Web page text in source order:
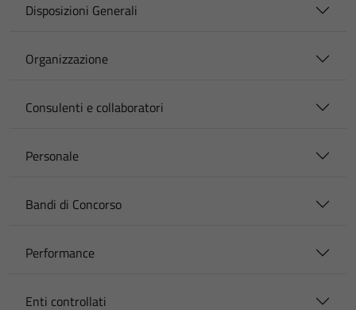
Disposizioni Generali
Organizzazione
Consulenti e collaboratori
Personale
Bandi di Concorso
Performance
Enti controllati